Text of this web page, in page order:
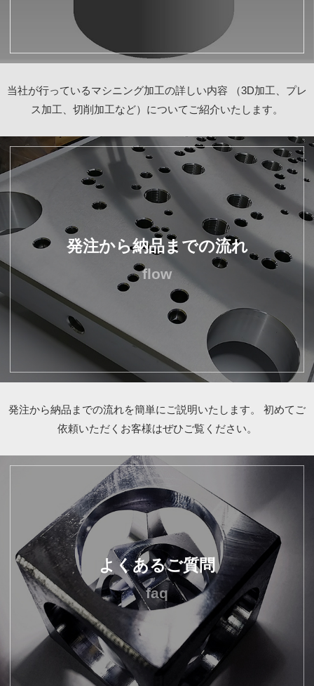
当社が行っているマシニング加工の詳しい内容 （3D加工、プレ
ス加工、切削加工など）についてご紹介いたします。
発注から納品までの流れ
flow
発注から納品までの流れを簡単にご説明いたします。
初めてご
依頼いただくお客様はぜひご覧ください。
よくあるご質問
faq